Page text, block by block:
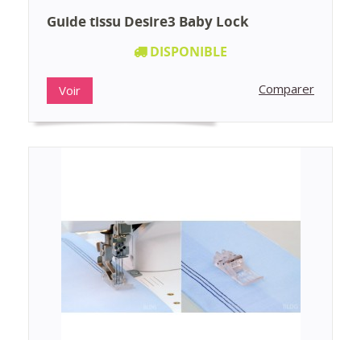
Guide tissu Desire3 Baby Lock
DISPONIBLE
Voir Comparer